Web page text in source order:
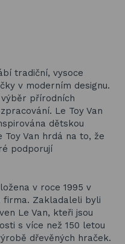
tradiční, vysoce
v moderním designu.
přírodních
Le Toy Van
dětskou
Van hrdá na to, že
podporují
v roce 1995 v
firma. Zakladaleli byli
Le Van, kteři jsou
s více než 150 letou
dřevěných hraček.